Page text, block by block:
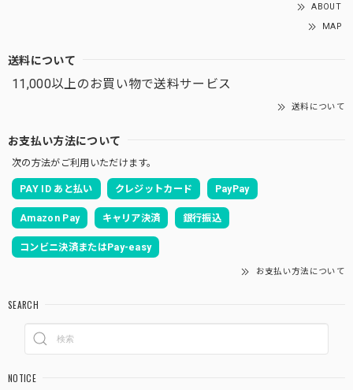
ABOUT
MAP
送料について
11,000以上のお買い物で送料サービス
送料について
お支払い方法について
次の方法がご利用いただけます。
PAY ID あと払い クレジットカード PayPay
Amazon Pay キャリア決済 銀行振込
コンビニ決済またはPay-easy
お支払い方法について
SEARCH
NOTICE